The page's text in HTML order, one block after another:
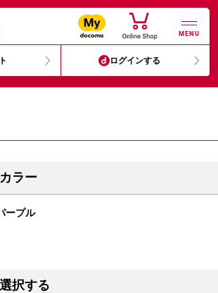
MENU
ログインする
ラー
ープル
択する